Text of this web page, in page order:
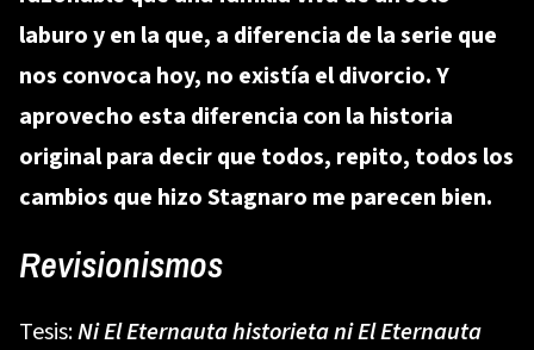
laburo y en la que, a diferencia de la serie que
nos convoca hoy, no existía el divorcio. Y
aprovecho esta diferencia con la historia
original para decir que todos, repito, todos los
cambios que hizo Stagnaro me parecen bien.
Revisionismos
Tesis:Ni El Eternauta historieta ni El Eternauta